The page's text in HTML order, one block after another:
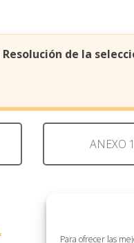
Para ofrecer las
Resolución de la
ANEXO